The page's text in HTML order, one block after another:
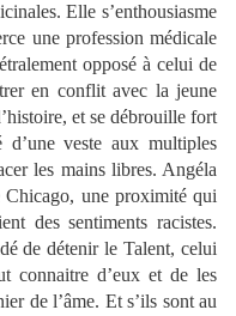
Elle s’enthousiasme
une profession médicale
opposé à celui de
en conflit avec la jeune
et se débrouille fort
veste aux multiples
les mains libres. Angéla
une proximité qui
des sentiments racistes.
de détenir le Talent, celui
connaitre d’eux et de les
de l’âme. Et s’ils sont au